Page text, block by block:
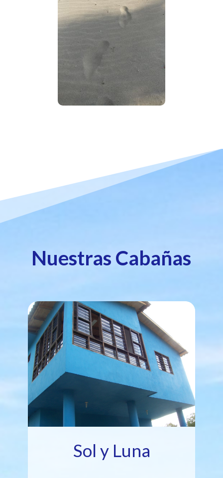
Nuestras Cabañas
Sol y Luna